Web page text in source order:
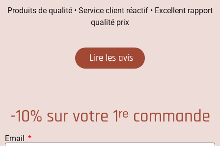
Produits de qualité • Service client réactif • Excellent rapport
qualité prix
Lire les avis
-10% sur votre 1ʳᵉ commande
Email